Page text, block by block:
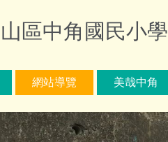
區中角國民小學
網站導覽 美哉中角